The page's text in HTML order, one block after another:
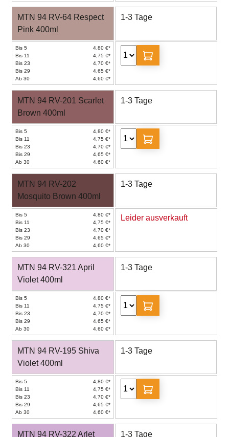
MTN 94 RV-64 Respect
Pink 400ml
1-3 Tage
Bis 5
4,80 €*
Bis 11
4,75 €*
Bis 23
4,70 €*
Bis 29
4,65 €*
Ab 30
4,60 €*
MTN 94 RV-201 Scarlet
Brown 400ml
1-3 Tage
Bis 5
4,80 €*
Bis 11
4,75 €*
Bis 23
4,70 €*
Bis 29
4,65 €*
Ab 30
4,60 €*
MTN 94 RV-202
Mosquito Brown 400ml
1-3 Tage
Bis 5
4,80 €*
Bis 11
4,75 €*
Bis 23
4,70 €*
Bis 29
4,65 €*
Ab 30
4,60 €*
Leider ausverkauft
MTN 94 RV-321 April
Violet 400ml
1-3 Tage
Bis 5
4,80 €*
Bis 11
4,75 €*
Bis 23
4,70 €*
Bis 29
4,65 €*
Ab 30
4,60 €*
MTN 94 RV-195 Shiva
Violet 400ml
1-3 Tage
Bis 5
4,80 €*
Bis 11
4,75 €*
Bis 23
4,70 €*
Bis 29
4,65 €*
Ab 30
4,60 €*
MTN 94 RV-322 Arlet
1-3 Tage